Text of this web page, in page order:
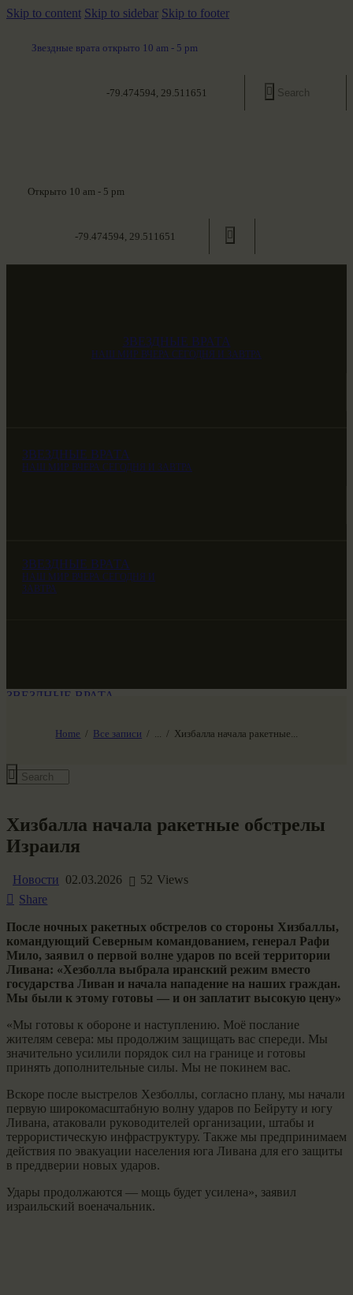
Skip to content Skip to sidebar Skip to footer
Звездные врата открыто 10 am - 5 pm
-79.474594, 29.511651
Открыто 10 am - 5 pm
-79.474594, 29.511651
ЗВЕЗДНЫЕ ВРАТА
НАШ МИР ВЧЕРА СЕГОДНЯ И ЗАВТРА
ЗВЕЗДНЫЕ ВРАТА
НАШ МИР ВЧЕРА СЕГОДНЯ И ЗАВТРА
ЗВЕЗДНЫЕ ВРАТА
НАШ МИР ВЧЕРА СЕГОДНЯ И
ЗАВТРА
Home Все записи Хизбалла начала ракетные...
ЗВЕЗДНЫЕ ВРАТА
SG-6
Хизбалла начала ракетные обстрелы
Израиля
Новости 02.03.2026 52 Views
Share
После ночных ракетных обстрелов со стороны Хизбаллы,
командующий Северным командованием, генерал Рафи
Мило, заявил о первой волне ударов по всей территории
Ливана: «Хезболла выбрала иранский режим вместо
государства Ливан и начала нападение на наших граждан.
Мы были к этому готовы — и он заплатит высокую цену»
«Мы готовы к обороне и наступлению. Моё послание
жителям севера: мы продолжим защищать вас спереди. Мы
значительно усилили порядок сил на границе и готовы
принять дополнительные силы. Мы не покинем вас.
Вскоре после выстрелов Хезболлы, согласно плану, мы начали
первую широкомасштабную волну ударов по Бейруту и югу
Ливана, атаковали руководителей организации, штабы и
террористическую инфраструктуру. Также мы предпринимаем
действия по эвакуации населения юга Ливана для его защиты
в преддверии новых ударов.
Удары продолжаются — мощь будет усилена», заявил
израильский военачальник.